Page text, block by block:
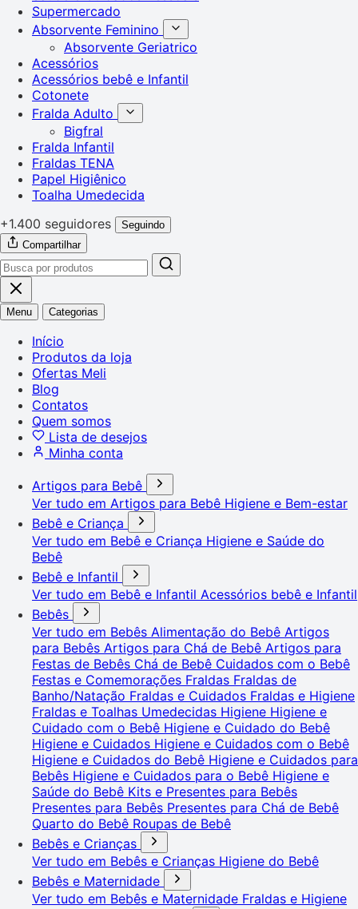
Supermercado
Absorvente Feminino
Absorvente Geriatrico
Acessórios
Acessórios bebê e Infantil
Cotonete
Fralda Adulto
Bigfral
Fralda Infantil
Fraldas TENA
Papel Higiênico
Toalha Umedecida
+1.400 seguidores
Seguindo
Compartilhar
Menu Categorias
Início
Produtos da loja
Ofertas Meli
Blog
Contatos
Quem somos
Lista de desejos
Minha conta
Artigos para Bebê
Ver tudo em Artigos para Bebê Higiene e Bem-estar
Bebê e Criança
Ver tudo em Bebê e Criança Higiene e Saúde do
Bebê
Bebê e Infantil
Ver tudo em Bebê e Infantil Acessórios bebê e Infantil
Bebês
Ver tudo em Bebês Alimentação do Bebê Artigos
para Bebês Artigos para Chá de Bebê Artigos para
Festas de Bebês Chá de Bebê Cuidados com o Bebê
Festas e Comemorações Fraldas Fraldas de
Banho/Natação Fraldas e Cuidados Fraldas e Higiene
Fraldas e Toalhas Umedecidas Higiene Higiene e
Cuidado com o Bebê Higiene e Cuidado do Bebê
Higiene e Cuidados Higiene e Cuidados com o Bebê
Higiene e Cuidados do Bebê Higiene e Cuidados para
Bebês Higiene e Cuidados para o Bebê Higiene e
Saúde do Bebê Kits e Presentes para Bebês
Presentes para Bebês Presentes para Chá de Bebê
Quarto do Bebê Roupas de Bebê
Bebês e Crianças
Ver tudo em Bebês e Crianças Higiene do Bebê
Bebês e Maternidade
Ver tudo em Bebês e Maternidade Fraldas e Higiene